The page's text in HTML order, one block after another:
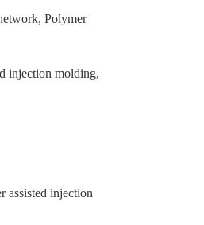
Polymer
injection molding,
injection